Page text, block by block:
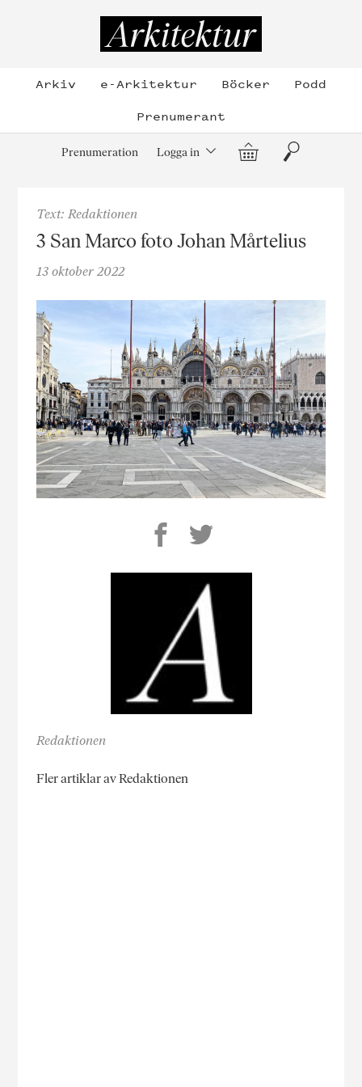
Arkiv e-Arkitektur Böcker
Podd
Prenumerant
Prenumeration Logga in Varukorg
Sök
Text: Redaktionen
3 San Marco foto Johan Mårtelius
13 oktober 2022
Redaktionen
Fler artiklar av Redaktionen